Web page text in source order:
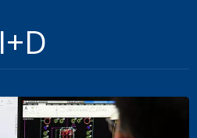
I+D